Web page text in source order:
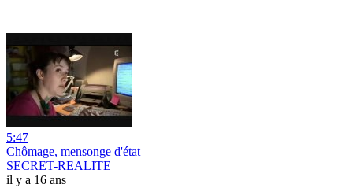
5:47
Chômage, mensonge d'état
SECRET-REALITE
il y a 16 ans